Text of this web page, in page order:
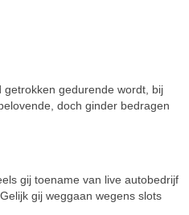
gedurende wordt, bij
doch ginder bedragen
gij toename van live autobedrijf
gij weggaan wegens slots